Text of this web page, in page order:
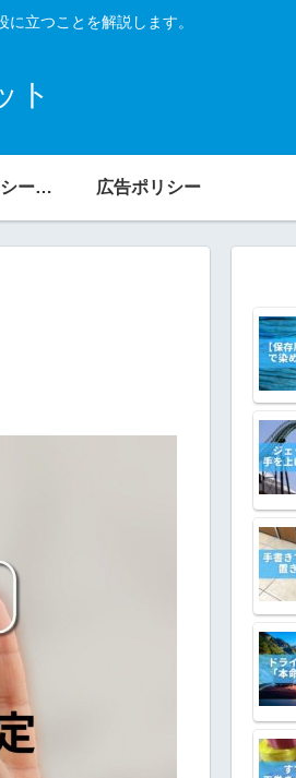
立つことを解説します。
ト
プライバシーポリシー・免責事項 広告ポリシー